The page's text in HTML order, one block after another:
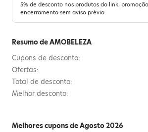
5% de desconto nos produtos do link;
encerramento sem aviso prévio.
Resumo de AMOBELEZA
Cupons de desconto:
Ofertas:
Total de desconto:
Melhor desconto:
Melhores cupons de Agosto 2026